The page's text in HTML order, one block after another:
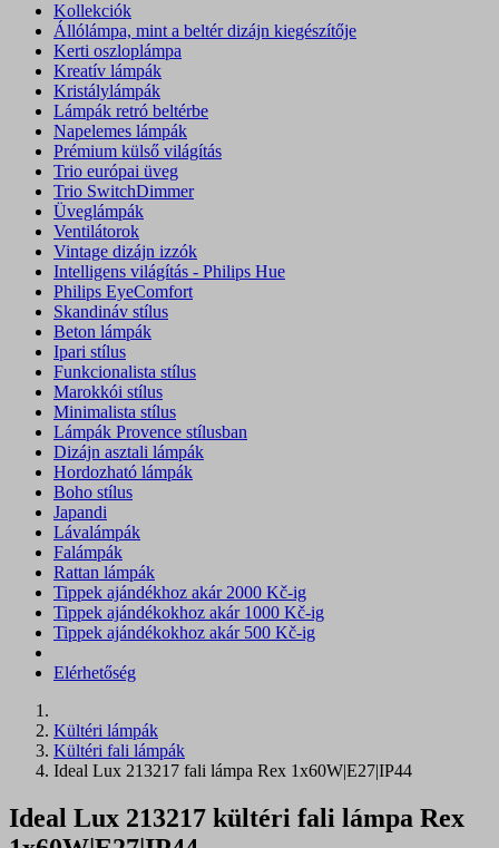
Kollekciók
Állólámpa, mint a beltér dizájn kiegészítője
Kerti oszloplámpa
Kreatív lámpák
Kristálylámpák
Lámpák retró beltérbe
Napelemes lámpák
Prémium külső világítás
Trio európai üveg
Trio SwitchDimmer
Üveglámpák
Ventilátorok
Vintage dizájn izzók
Intelligens világítás - Philips Hue
Philips EyeComfort
Skandináv stílus
Beton lámpák
Ipari stílus
Funkcionalista stílus
Marokkói stílus
Minimalista stílus
Lámpák Provence stílusban
Dizájn asztali lámpák
Hordozható lámpák
Boho stílus
Japandi
Lávalámpák
Falámpák
Rattan lámpák
Tippek ajándékhoz akár 2000 Kč-ig
Tippek ajándékokhoz akár 1000 Kč-ig
Tippek ajándékokhoz akár 500 Kč-ig
Elérhetőség
Kültéri lámpák
Kültéri fali lámpák
Ideal Lux 213217 fali lámpa Rex 1x60W|E27|IP44
Ideal Lux 213217 kültéri fali lámpa Rex